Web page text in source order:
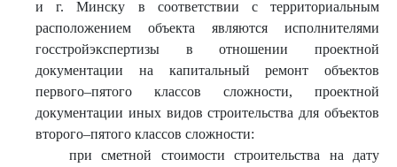
и г. Минску в соответствии с территориальным
расположением объекта являются исполнителями
госстройэкспертизы в отношении проектной
документации на капитальный ремонт объектов
первого–пятого классов сложности, проектной
документации иных видов строительства для объектов
второго–пятого классов сложности:
при сметной стоимости строительства на дату